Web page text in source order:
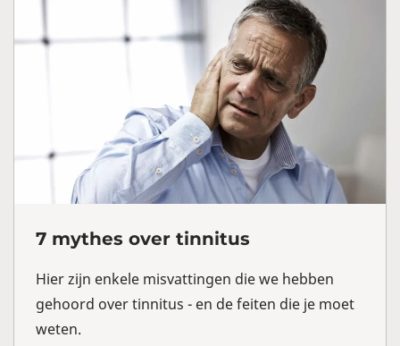
7 mythes over tinnitus
Hier zijn enkele misvattingen die we hebben
gehoord over tinnitus - en de feiten die je moet
weten.